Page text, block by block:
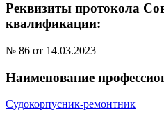
Реквизиты протокола
квалификации:
№ 86 от 14.03.2023
Наименование
Судокорпусник-ремонтник